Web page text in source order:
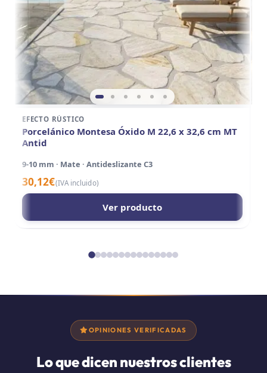
EFECTO RÚSTICO
Porcelánico Montesa Óxido M 22,6 x 32,6 cm MT
Antid
9-10 mm · Mate · Antideslizante C3
30,12€(IVA incluido)
Ver producto
OPINIONES VERIFICADAS
Lo que dicen nuestros clientes